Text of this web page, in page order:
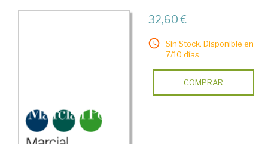
32,60 €
Sin Stock. Disponible en
7/10 días.
COMPRAR